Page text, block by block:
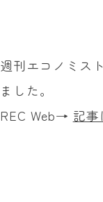
週刊エコノミス
ました。
REC Web→ 記事